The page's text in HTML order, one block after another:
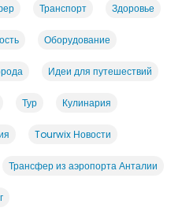
Транспорт Здоровье
Оборудование
Идеи для путешествий
Тур Кулинария
Tourwix Новости
Трансфер из аэропорта Анталии